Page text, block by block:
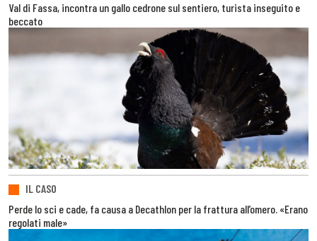
Val di Fassa, incontra un gallo cedrone sul sentiero, turista inseguito e
beccato
IL CASO
Perde lo sci e cade, fa causa a Decathlon per la frattura all’omero. «Erano
regolati male»